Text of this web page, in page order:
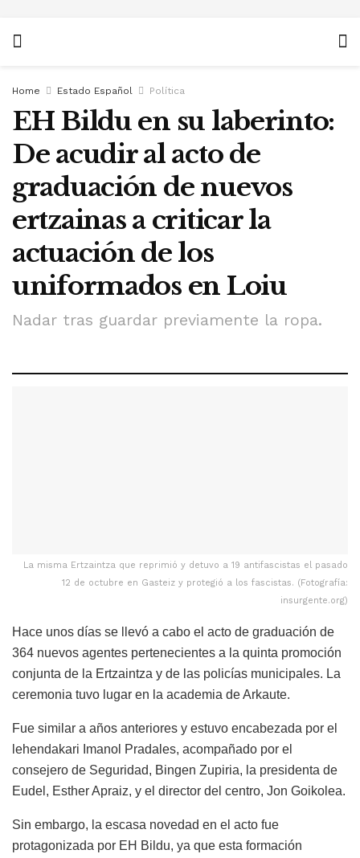
Home Estado Español Política
EH Bildu en su laberinto:
De acudir al acto de
graduación de nuevos
ertzainas a criticar la
actuación de los
uniformados en Loiu
Nadar tras guardar previamente la ropa.
La misma Ertzaintza que reprimió y detuvo a 19 antifascistas el pasado
12 de octubre en Gasteiz y protegió a los fascistas. (Fotografía:
insurgente.org)
Hace unos días se llevó a cabo el acto de graduación de
364 nuevos agentes pertenecientes a la quinta promoción
conjunta de la Ertzaintza y de las policías municipales. La
ceremonia tuvo lugar en la academia de Arkaute.
Fue similar a años anteriores y estuvo encabezada por el
lehendakari Imanol Pradales, acompañado por el
consejero de Seguridad, Bingen Zupiria, la presidenta de
Eudel, Esther Apraiz, y el director del centro, Jon Goikolea.
Sin embargo, la escasa novedad en el acto fue
protagonizada por EH Bildu, ya que esta formación